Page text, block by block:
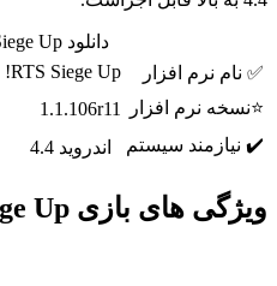
دانلود RTS Siege Up!
✅ نام نرم افزار
RTS Siege Up!
⭐نسخه نرم افزار
1.1.106r11
✔️ نیازمند سیستم
اندروید 4.4
ویژگی های بازی RTS Siege Up :